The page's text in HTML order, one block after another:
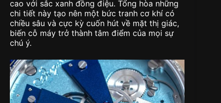
cao với sắc xanh đồng điệu. Tổng hòa những
chi tiết này tạo nên một bức tranh cơ khí có
chiều sâu và cực kỳ cuốn hút về mặt thị giác,
biến cỗ máy trở thành tâm điểm của mọi sự
chú ý.